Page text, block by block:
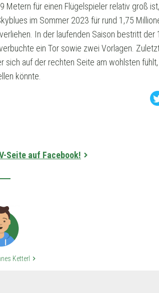
für einen Flügelspieler relativ groß
im Sommer 2023 für rund 1,75
In der laufenden Saison bestritt der
ein Tor sowie zwei Vorlagen.
sich auf der rechten Seite am wohlsten
könnte.
Seite auf Facebook!
Ketterl keyboard_arrow_right